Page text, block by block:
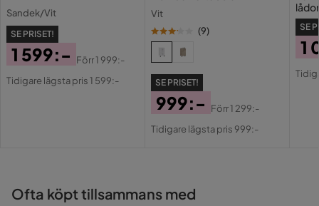
Lätt att flytta med hjul
Sandek/Vit
SE PRISET!
Pris
1 599:-
Original
Förr1 999:-
Tidigare lägsta pris 1 599:-
Vit
(9)
SE PRISET!
Pris
999:-
Original
Förr1 299:-
Tidigare lägsta pris 999:-
med
SE
1
Ofta köpt tillsammans med